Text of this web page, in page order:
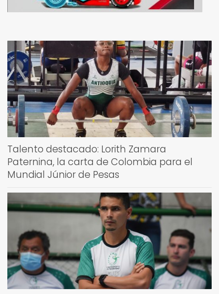
Talento destacado: Lorith Zamara
Paternina, la carta de Colombia para el
Mundial Júnior de Pesas